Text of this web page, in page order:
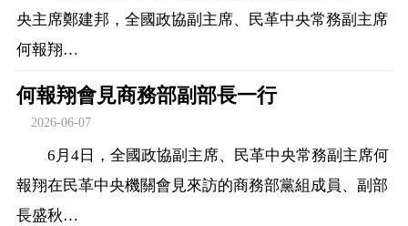
央主席鄭建邦，全國政協副主席、民革中央常務副主席
何報翔…
何報翔會見商務部副部長一行
2026-06-07
6月4日，全國政協副主席、民革中央常務副主席何
報翔在民革中央機關會見來訪的商務部黨組成員、副部
長盛秋…